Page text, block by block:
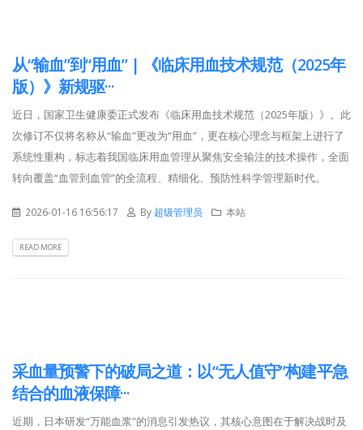
从“输血”到“用血” | 《临床用血技术规范（2025年
版）》新规驱···
近日，国家卫生健康委正式发布《临床用血技术规范（2025年版）》。此
次修订不仅将名称从“输血”更改为“用血”，更在核心理念与框架上进行了
系统性重构，标志着我国临床用血管理从聚焦安全输注的技术操作，全面
转向覆盖“血管到血管”的全流程、精细化、预防性科学管理新时代。
2026-01-16 16:56:17 By 超级管理员 本站
READ MORE
采血量预警下的破局之道：以“无人值守”构建平急
结合的血液保障···
近期，日本研发“万能血浆”的消息引发热议，其核心意图在于解决战时及